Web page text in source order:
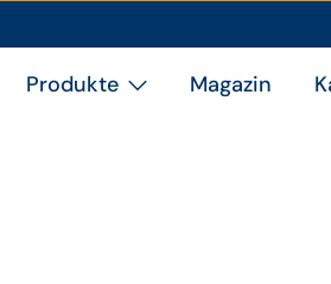
Produkte Magazin